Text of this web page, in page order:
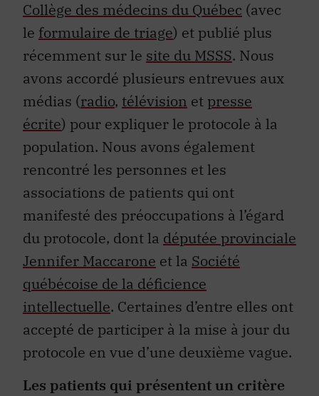
Collège des médecins du Québec (avec
le formulaire de triage) et publié plus
récemment sur le site du MSSS. Nous
avons accordé plusieurs entrevues aux
médias (radio, télévision et presse
écrite) pour expliquer le protocole à la
population. Nous avons également
rencontré les personnes et les
associations de patients qui ont
manifesté des préoccupations à l’égard
du protocole, dont la députée provinciale
Jennifer Maccarone et la Société
québécoise de la déficience
intellectuelle. Certaines d’entre elles ont
accepté de participer à la mise à jour du
protocole en vue d’une deuxième vague.
Les patients qui présentent un critère